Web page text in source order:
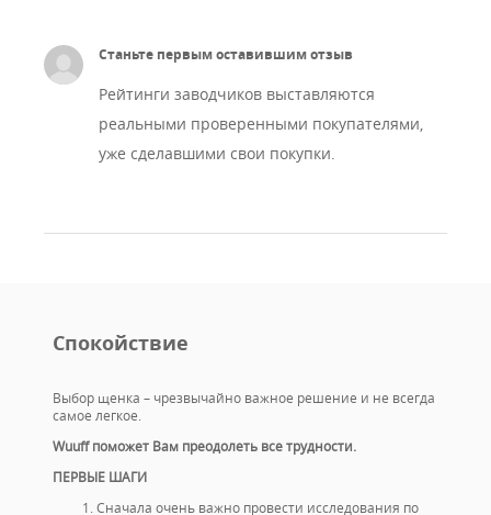
Станьте первым оставившим отзыв
Рейтинги заводчиков выставляются
реальными проверенными покупателями,
уже сделавшими свои покупки.
Спокойствие
Выбор щенка – чрезвычайно важное решение и не всегда
самое легкое.
Wuuff поможет Вам преодолеть все трудности.
ПЕРВЫЕ ШАГИ
Сначала очень важно провести исследования по